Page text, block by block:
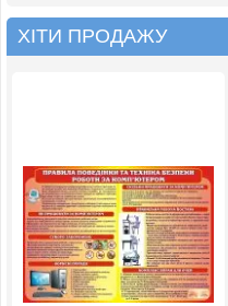
ХІТИ ПРОДАЖУ